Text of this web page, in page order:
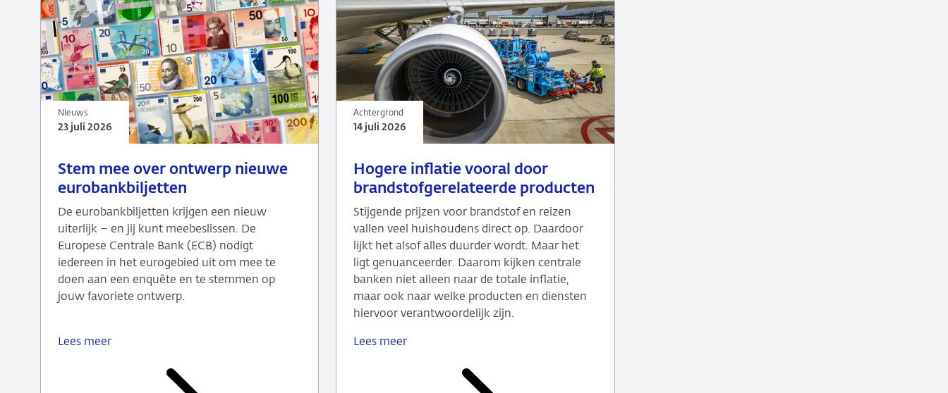
Stem mee over ontwerp nieuwe
eurobankbiljetten
23
Nieuws
De eurobankbiljetten krijgen een nieuw
uiterlijk – en jij kunt meebeslissen. De
Europese Centrale Bank (ECB) nodigt
iedereen in het eurogebied uit om mee te
doen aan een enquête en te stemmen op
jouw favoriete ontwerp.
Lees meerStem
Nieuws
23 juli 2026
Hogere inflatie vooral door
brandstofgerelateerde producten
14
juli
Achtergrond
Stijgende prijzen voor brandstof en reizen
vallen veel huishoudens direct op. Daardoor
lijkt het alsof alles duurder wordt. Maar het
ligt genuanceerder. Daarom kijken centrale
banken niet alleen naar de totale inflatie,
maar ook naar welke producten en diensten
hiervoor verantwoordelijk zijn.
Lees meer
Achtergrond
14 juli 2026